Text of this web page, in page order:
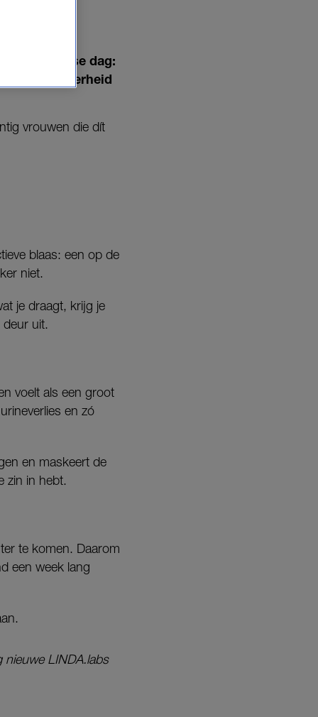
alledaagse dag:
extra zekerheid
vrouwen die dít
blaas: een op de
niet.
je draagt, krijg je
deur uit.
voelt als een groot
en zó
en maskeert de
zin in hebt.
te komen. Daarom
een week lang
LINDA.labs